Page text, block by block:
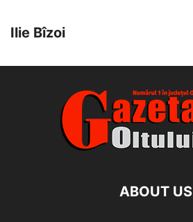
Ilie Bîzoi
ABOUT US